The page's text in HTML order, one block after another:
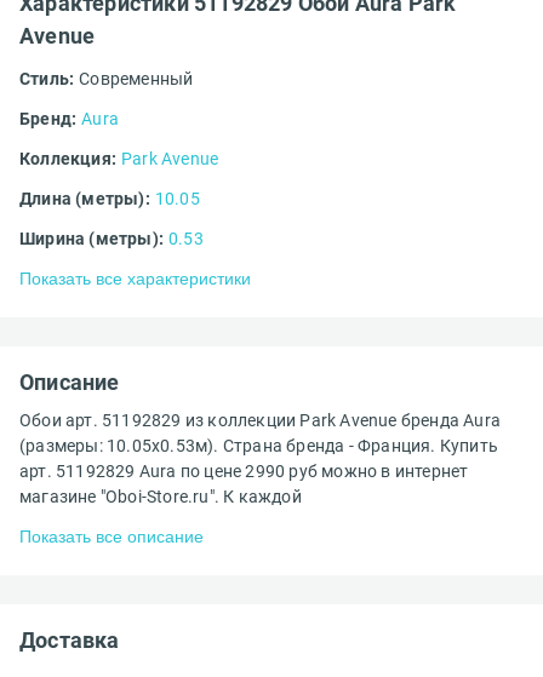
Avenue
Стиль: Современный
Бренд: Aura
Коллекция: Park Avenue
Длина (метры): 10.05
Ширина (метры): 0.53
Показать все характеристики
Описание
Обои арт. 51192829 из коллекции Park Avenue бренда Aura
(размеры: 10.05х0.53м). Страна бренда - Франция. Купить
арт. 51192829 Aura по цене 2990 руб можно в интернет
магазине "Oboi-Store.ru". К каждой
Показать все описание
Доставка